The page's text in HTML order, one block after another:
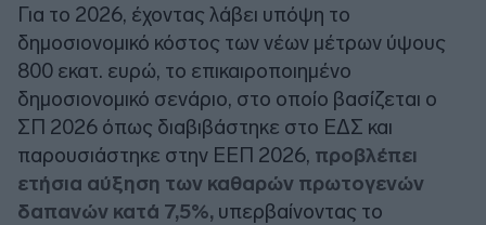
Για το 2026, έχοντας λάβει υπόψη το
δημοσιονομικό κόστος των νέων μέτρων ύψους
800 εκατ. ευρώ, το επικαιροποιημένο
δημοσιονομικό σενάριο, στο οποίο βασίζεται ο
ΣΠ 2026 όπως διαβιβάστηκε στο ΕΔΣ και
παρουσιάστηκε στην ΕΕΠ 2026, προβλέπει
ετήσια αύξηση των καθαρών πρωτογενών
δαπανών κατά 7,5%, υπερβαίνοντας το